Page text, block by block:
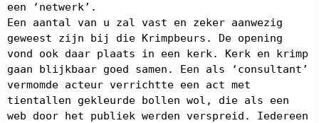
een ‘netwerk’.
Een aantal van u zal vast en zeker aanwezig
geweest zijn bij die Krimpbeurs. De opening
vond ook daar plaats in een kerk. Kerk en krimp
gaan blijkbaar goed samen. Een als ‘consultant’
vermomde acteur verrichtte een act met
tientallen gekleurde bollen wol, die als een
web door het publiek werden verspreid. Iedereen